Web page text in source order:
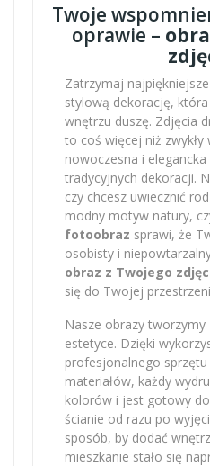
Twoje
oprawie –
Zatrzymaj
stylową dekorację,
wnętrzu duszę. Zdjęcia
to coś więcej niż zwykły
nowoczesna i
tradycyjnych dekoracji.
czy chcesz uwiecznić
modny motyw natury,
fotoobraz sprawi, że
osobisty i
obraz z Twojego
się do Twojej
Nasze obrazy
estetyce. Dzięki
profesjonalnego
materiałów, każdy
kolorów i jest gotowy
ścianie od razu po
sposób, by dodać
mieszkanie stało się